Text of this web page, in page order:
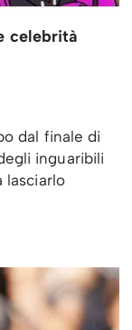
celebrità
dal finale di
inguaribili
lasciarlo